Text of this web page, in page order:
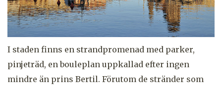
I staden finns en strandpromenad med parker,
pinjeträd, en bouleplan uppkallad efter ingen
mindre än prins Bertil. Förutom de stränder som